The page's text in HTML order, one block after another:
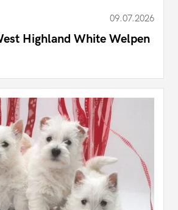
09.07.2026
Highland White Welpen